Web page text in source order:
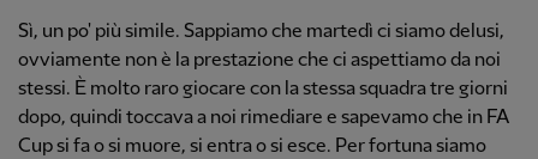
Sì, un po' più simile. Sappiamo che martedì ci siamo delusi,
ovviamente non è la prestazione che ci aspettiamo da noi
stessi. È molto raro giocare con la stessa squadra tre giorni
dopo, quindi toccava a noi rimediare e sapevamo che in FA
Cup si fa o si muore, si entra o si esce. Per fortuna siamo